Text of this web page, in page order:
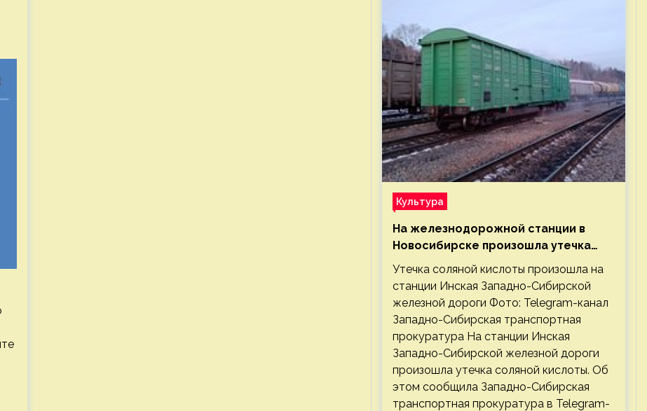
Культура
На железнодорожной станции в
Новосибирске произошла утечка
соляной кислоты
Утечка соляной кислоты произошла на
станции Инская Западно-Сибирской
железной дороги Фото: Telegram-канал
Западно-Сибирская транспортная
прокуратура На станции Инская
Западно-Сибирской железной дороги
произошла утечка соляной кислоты. Об
этом сообщила Западно-Сибирская
транспортная прокуратура в Telegram-